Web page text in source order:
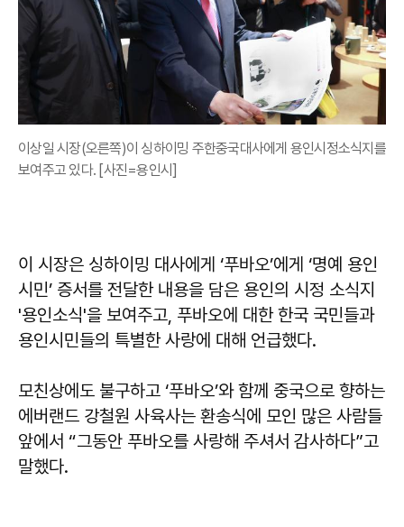
이상일 시장(오른쪽)이 싱하이밍 주한중국대사에게 용인시정소식지를
보여주고 있다. [사진=용인시]
이 시장은 싱하이밍 대사에게 ‘푸바오’에게 ‘명예 용인
시민’ 증서를 전달한 내용을 담은 용인의 시정 소식지
'용인소식'을 보여주고, 푸바오에 대한 한국 국민들과
용인시민들의 특별한 사랑에 대해 언급했다.
모친상에도 불구하고 ‘푸바오’와 함께 중국으로 향하는
에버랜드 강철원 사육사는 환송식에 모인 많은 사람들
앞에서 “그동안 푸바오를 사랑해 주셔서 감사하다”고
말했다.